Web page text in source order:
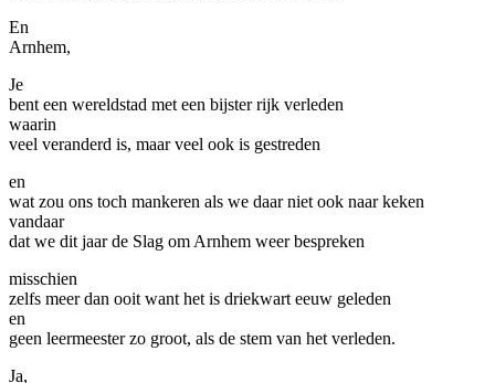
En
Arnhem,
Je
bent een wereldstad met een bijster rijk verleden
waarin
veel veranderd is, maar veel ook is gestreden
en
wat zou ons toch mankeren als we daar niet ook naar keken
vandaar
dat we dit jaar de Slag om Arnhem weer bespreken
misschien
zelfs meer dan ooit want het is driekwart eeuw geleden
en
geen leermeester zo groot, als de stem van het verleden.
Ja,